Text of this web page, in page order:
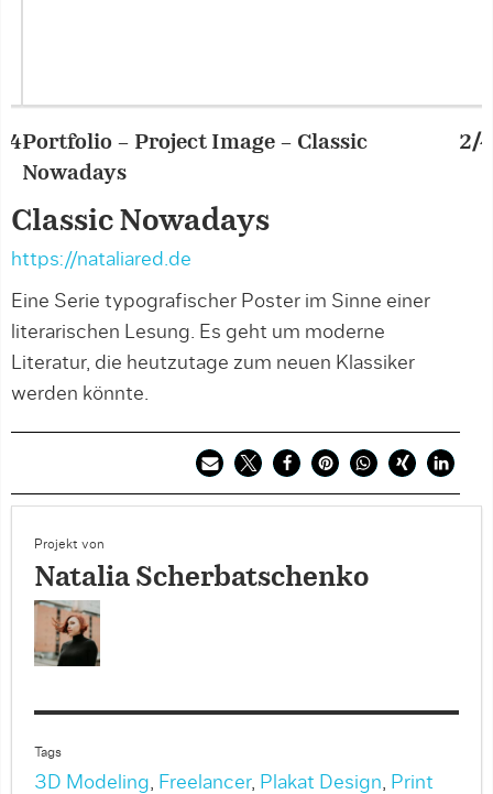
Portfolio – Project Image – Classic
Nowadays
2/4
Classic Nowadays
https://nataliared.de
Eine Serie typografischer Poster im Sinne einer
literarischen Lesung. Es geht um moderne
Literatur, die heutzutage zum neuen Klassiker
werden könnte.
Projekt von
Natalia Scherbatschenko
Tags
3D Modeling, Freelancer, Plakat Design, Print